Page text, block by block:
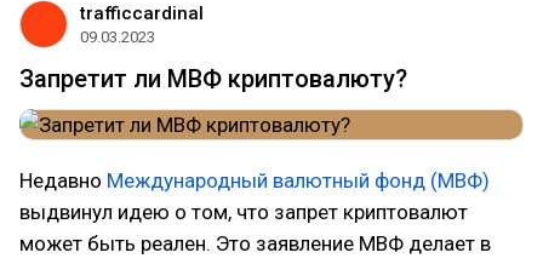
trafficcardinal
09.03.2023
Запретит ли МВФ криптовалюту?
Недавно Международный валютный фонд (МВФ)
выдвинул идею о том, что запрет криптовалют
может быть реален. Это заявление МВФ делает в